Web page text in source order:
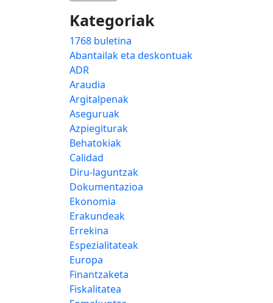
Kategoriak
1768 buletina
Abantailak eta deskontuak
ADR
Araudia
Argitalpenak
Aseguruak
Azpiegiturak
Behatokiak
Calidad
Diru-laguntzak
Dokumentazioa
Ekonomia
Erakundeak
Errekina
Espezialitateak
Europa
Finantzaketa
Fiskalitatea